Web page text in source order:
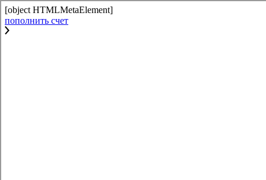
[object HTMLMetaElement]
пополнить счет